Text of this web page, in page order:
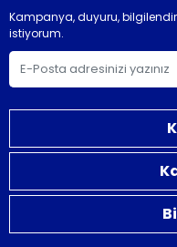
Kampanya, duyuru,
istiyorum.